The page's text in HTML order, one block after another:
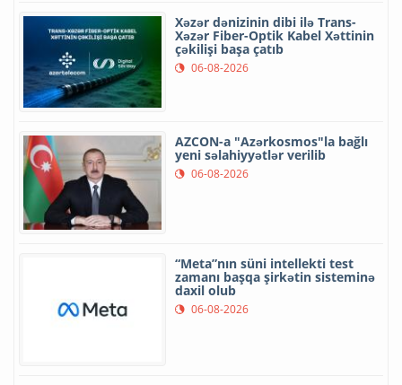
Xəzər dənizinin dibi ilə Trans-
Xəzər Fiber-Optik Kabel Xəttinin
çəkilişi başa çatıb
06-08-2026
AZCON-a "Azərkosmos"la bağlı
yeni səlahiyyətlər verilib
06-08-2026
“Meta”nın süni intellekti test
zamanı başqa şirkətin sisteminə
daxil olub
06-08-2026